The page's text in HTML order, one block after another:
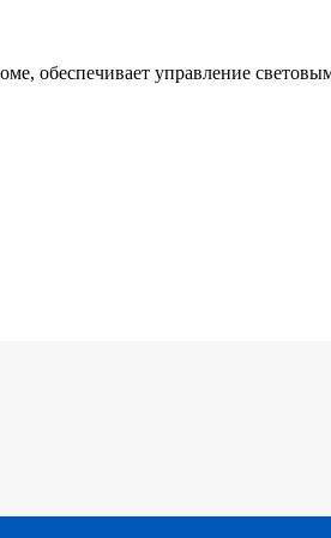
обеспечивает управление